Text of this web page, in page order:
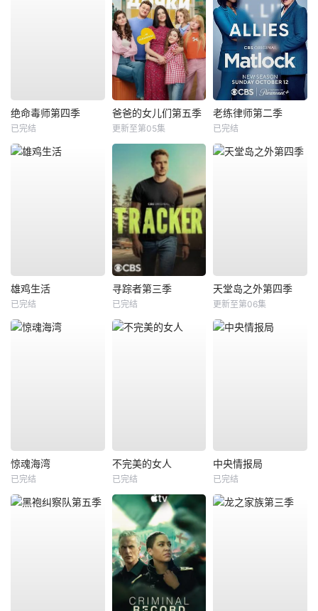
绝命毒师第四季
已完结
爸爸的女儿们第五季
更新至第05集
老练律师第二季
已完结
雄鸡生活
已完结
寻踪者第三季
已完结
天堂岛之外第四季
更新至第06集
惊魂海湾
已完结
不完美的女人
已完结
中央情报局
已完结